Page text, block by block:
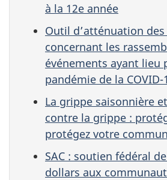
à la 12e année
Outil d’atténuation
concernant les
événements ayant lieu
pandémie de la COVID-
La grippe saisonnière
contre la grippe :
protégez votre
SAC : soutien fédéral
dollars aux